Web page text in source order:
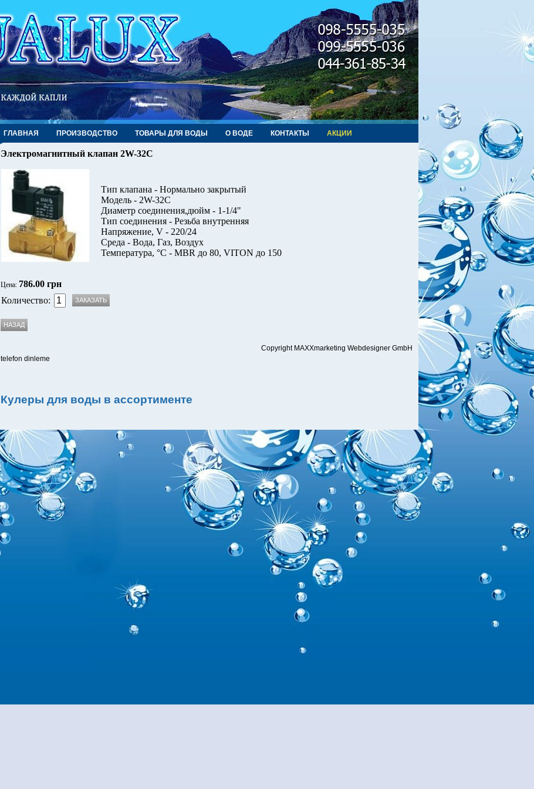
ГЛАВНАЯ ПРОИЗВОДСТВО ТОВАРЫ ДЛЯ ВОДЫ О ВОДЕ КОНТАКТЫ АКЦИИ
Электромагнитный клапан 2W-32C
Тип клапана - Нормально закрытый
Модель - 2W-32C
Диаметр соединения,дюйм - 1-1/4"
Тип соединения - Резьба внутренняя
Напряжение, V - 220/24
Среда - Вода, Газ, Воздух
Температура, °С - MBR до 80, VITON до 150
Цена: 786.00 грн
Количество:
Copyright MAXXmarketing Webdesigner GmbH
telefon dinleme
Кулеры для воды в ассортименте